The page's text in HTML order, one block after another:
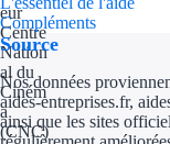
Compléments
Source
Nos données
aides-entreprises.fr,
ainsi que les sites